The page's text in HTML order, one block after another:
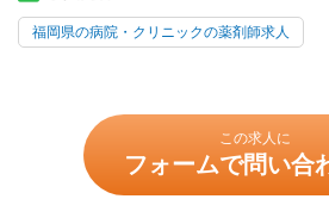
福岡県の病院・クリニックの薬剤師求人
この求人に
フォームで問い合